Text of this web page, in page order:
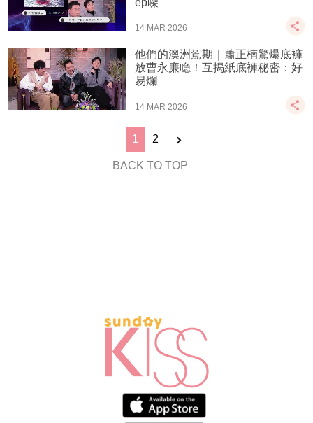
14 MAR 2026
他們的澳洲駕期｜蕭正楠驚爆底褲
放曹永廉喼！互揭紙底褲秘密：好
易爛
14 MAR 2026
1 2
BACK TO TOP